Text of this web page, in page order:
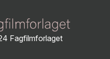
Fagfilmforlaget